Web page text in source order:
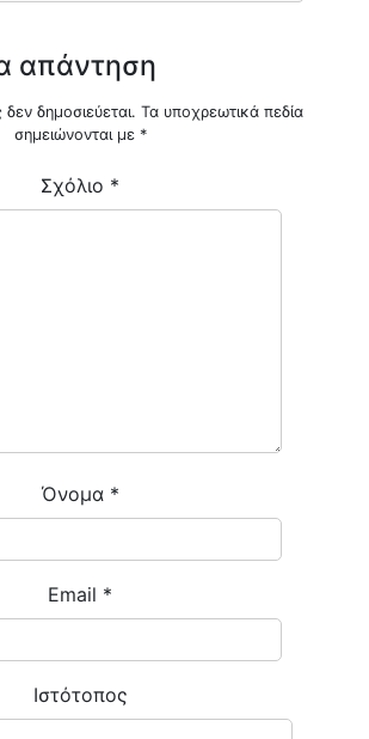
απάντηση
δημοσιεύεται. Τα υποχρεωτικά πεδία
σημειώνονται με *
Σχόλιο *
Όνομα *
Email *
Ιστότοπος